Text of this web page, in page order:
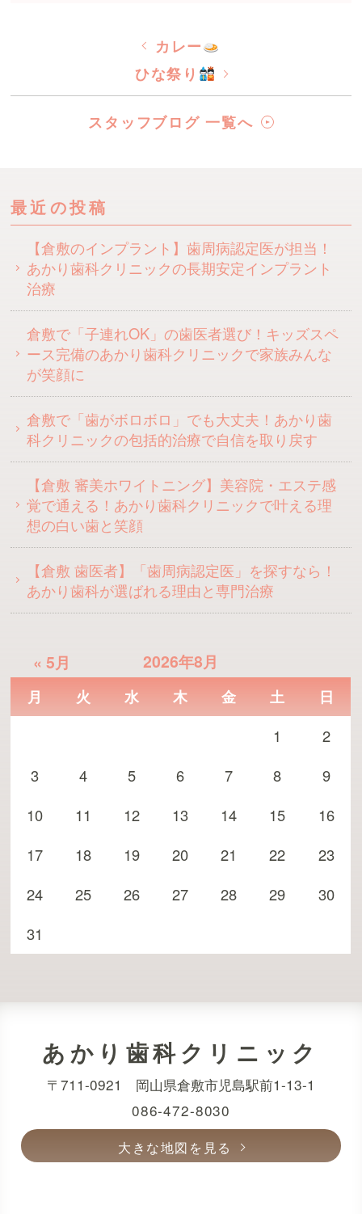
カレー
ひな祭り
スタッフブログ 一覧へ
最近の投稿
【倉敷のインプラント】歯周病認定医が担当！
あかり歯科クリニックの長期安定インプラント
治療
倉敷で「子連れOK」の歯医者選び！キッズスペ
ース完備のあかり歯科クリニックで家族みんな
が笑顔に
倉敷で「歯がボロボロ」でも大丈夫！あかり歯
科クリニックの包括的治療で自信を取り戻す
【倉敷 審美ホワイトニング】美容院・エステ感
覚で通える！あかり歯科クリニックで叶える理
想の白い歯と笑顔
【倉敷 歯医者】「歯周病認定医」を探すなら！
あかり歯科が選ばれる理由と専門治療
2026年8月
月 火 水 木 金 土 日
« 5月
1
2
3
4 5 6 7 8
9
10
11 12 13 14 15
16
17
18 19 20 21 22
23
24
25 26 27 28 29
30
31
あかり歯科クリニック
〒711-0921 岡山県倉敷市児島駅前1-13-1
086-472-8030
大きな地図を見る